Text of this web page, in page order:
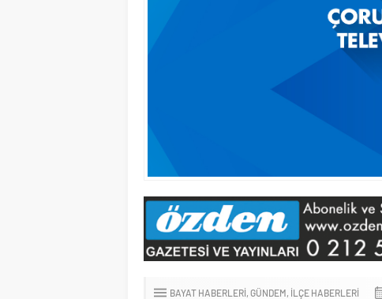
BAYAT HABERLERI GÜNDEM İLÇE HABERLERI